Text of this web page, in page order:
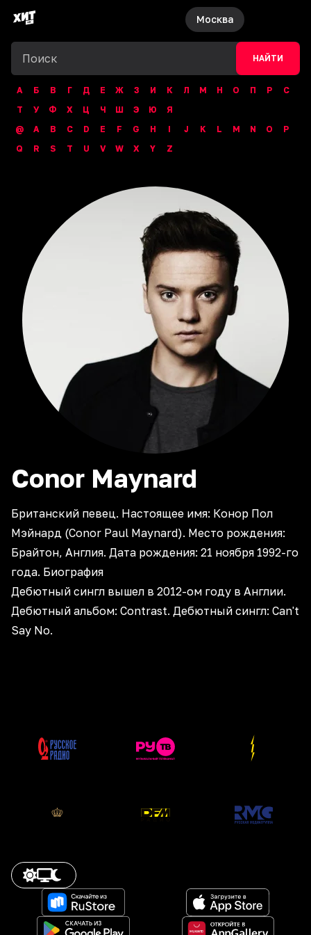
Москва
НАЙТИ
А Б В Г Д Е Ж З И К Л М Н О П Р
С
Т
У Ф Х Ц Ч Ш Э Ю
Я
@
A B C D E F G H I J K L M N O
P
Q
R S T U V W X Y Z
Conor Maynard
Британский певец. Настоящее имя: Конор Пол
Мэйнард (Conor Paul Maynard). Место рождения:
Брайтон, Англия. Дата рождения: 21 ноября 1992-го
года. Биография
Дебютный сингл вышел в 2012-ом году в Англии.
Дебютный альбом: Contrast. Дебютный сингл: Can't
Say No.